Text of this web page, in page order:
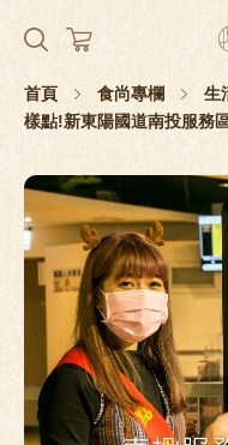
首頁 食尚專欄 生
樣點!新東陽國道南投服務